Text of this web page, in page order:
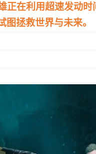
正在利用超速发动
拯救世界与未来。